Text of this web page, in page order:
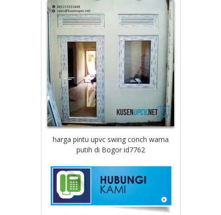
harga pintu upvc swing conch warna
putih di Bogor id7762